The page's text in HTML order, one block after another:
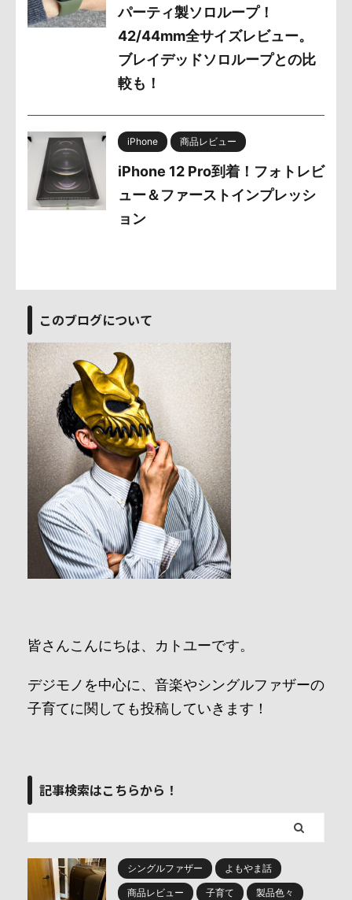
パーティ製ソロループ！
42/44mm全サイズレビュー。
ブレイデッドソロループとの比
較も！
iPhone 商品レビュー
iPhone 12 Pro到着！フォトレビ
ュー＆ファーストインプレッシ
ョン
このブログについて
皆さんこんにちは、カトユーです。
デジモノを中心に、音楽やシングルファザーの
子育てに関しても投稿していきます！
記事検索はこちらから！
シングルファザー よもやま話
商品レビュー 子育て 製品色々